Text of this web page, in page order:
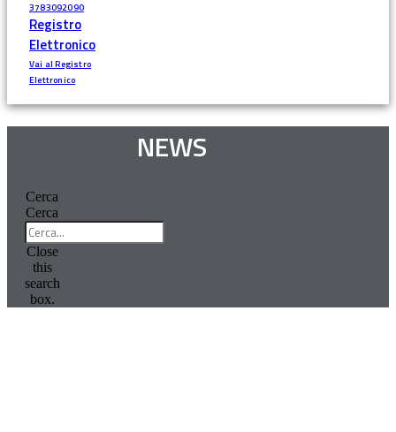
3783092090
Registro
Elettronico
Vai al Registro
Elettronico
NEWS
Cerca
Cerca
Close
this
search
box.